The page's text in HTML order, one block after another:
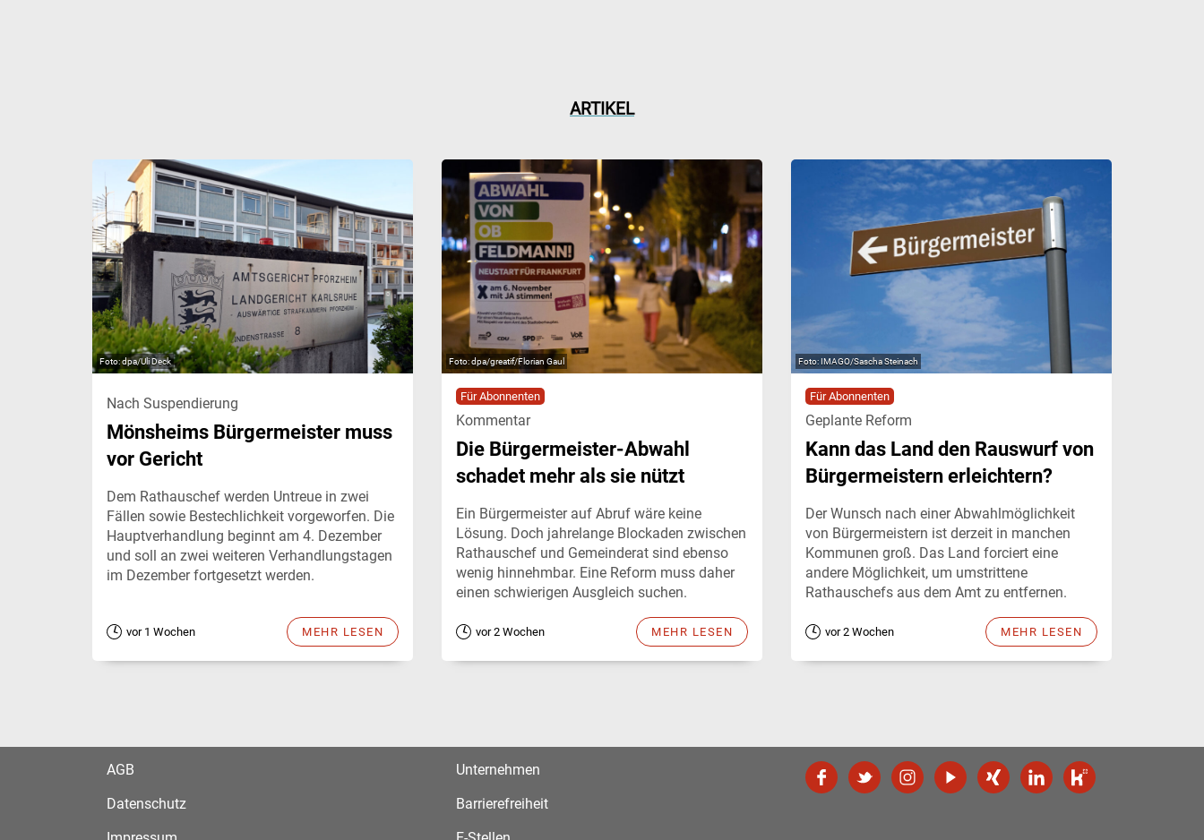
ARTIKEL
dpa/Uli Deck
Nach Suspendierung
Mönsheims Bürgermeister muss
vor Gericht
Dem Rathauschef werden Untreue in zwei
Fällen sowie Bestechlichkeit vorgeworfen. Die
Hauptverhandlung beginnt am 4. Dezember
und soll an zwei weiteren Verhandlungstagen
im Dezember fortgesetzt werden.
vor 1 Wochen MEHR LESEN
dpa/greatif/Florian Gaul
Für Abonnenten
Kommentar
Die Bürgermeister-Abwahl
schadet mehr als sie nützt
Ein Bürgermeister auf Abruf wäre keine
Lösung. Doch jahrelange Blockaden zwischen
Rathauschef und Gemeinderat sind ebenso
wenig hinnehmbar. Eine Reform muss daher
einen schwierigen Ausgleich suchen.
vor 2 Wochen MEHR LESEN
IMAGO/Sascha Steinach
Für Abonnenten
Geplante Reform
Kann das Land den Rauswurf von
Bürgermeistern erleichtern?
Der Wunsch nach einer Abwahlmöglichkeit
von Bürgermeistern ist derzeit in manchen
Kommunen groß. Das Land forciert eine
andere Möglichkeit, um umstrittene
Rathauschefs aus dem Amt zu entfernen.
vor 2 Wochen MEHR LESEN
AGB
Datenschutz
Unternehmen
Barrierefreiheit